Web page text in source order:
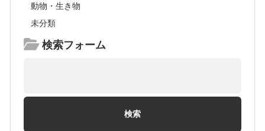
動物・生き物
未分類
検索フォーム